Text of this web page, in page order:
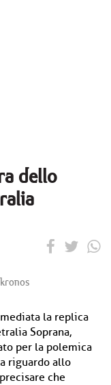
dello
la replica
Soprana,
per la polemica
riguardo allo
che